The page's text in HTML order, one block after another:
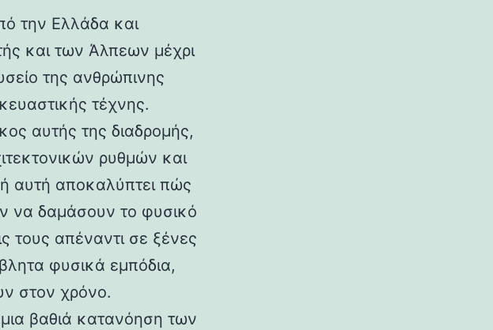
την Ελλάδα και
και των Άλπεων μέχρι
της ανθρώπινης
τέχνης.
αυτής της διαδρομής,
ρυθμών και
αυτή αποκαλύπτει πώς
να δαμάσουν το φυσικό
τους απέναντι σε ξένες
φυσικά εμπόδια,
στον χρόνο.
βαθιά κατανόηση των